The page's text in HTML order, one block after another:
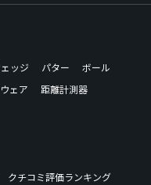
ッジ パター
ボール
ェア
距離計測器
クチコミ評価ランキング